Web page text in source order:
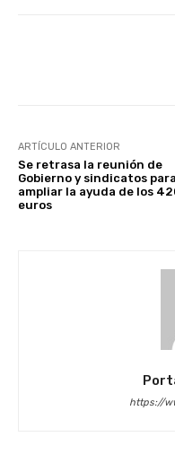
ARTÍCULO ANTERIOR
Se retrasa la reunión de
Gobierno y sindicatos para
ampliar la ayuda de los
euros
https://